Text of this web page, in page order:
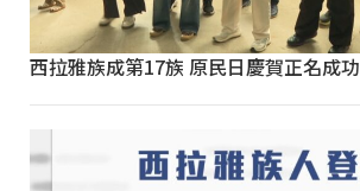
西拉雅族成第17族 原民日慶賀正名成功